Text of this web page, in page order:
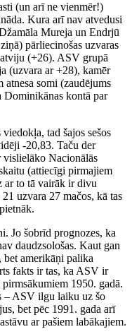
(un arī ne vienmēr!)
Kura arī nav atvedusi
Mureja un Endrjū
pārliecinošas uzvaras
(+26). ASV grupā
(uzvara ar +28), kamēr
somi (zaudējums
Dominikānas kontā par
tad šajos sešos
-20,83. Taču der
vislielāko Nacionālās
(attiecīgi pirmajiem
ar to tā vairāk ir divu
uzvara 27 mačos, kā tas
Jo šobrīd prognozes, ka
daudzsološas. Kaut gan
bet amerikāņi palika
fakts ir tas, ka ASV ir
1950. gadā.
– ASV ilgu laiku uz šo
bet pēc 1991. gada arī
ar pašiem labākajiem.